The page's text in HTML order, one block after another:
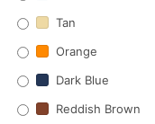
Tan
Orange
Dark Blue
Reddish Brown